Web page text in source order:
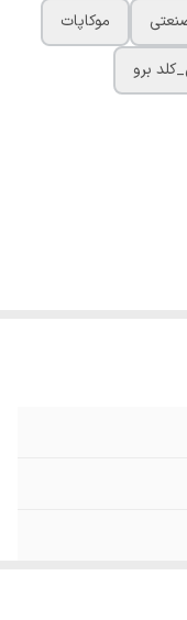
موکاپات
برو